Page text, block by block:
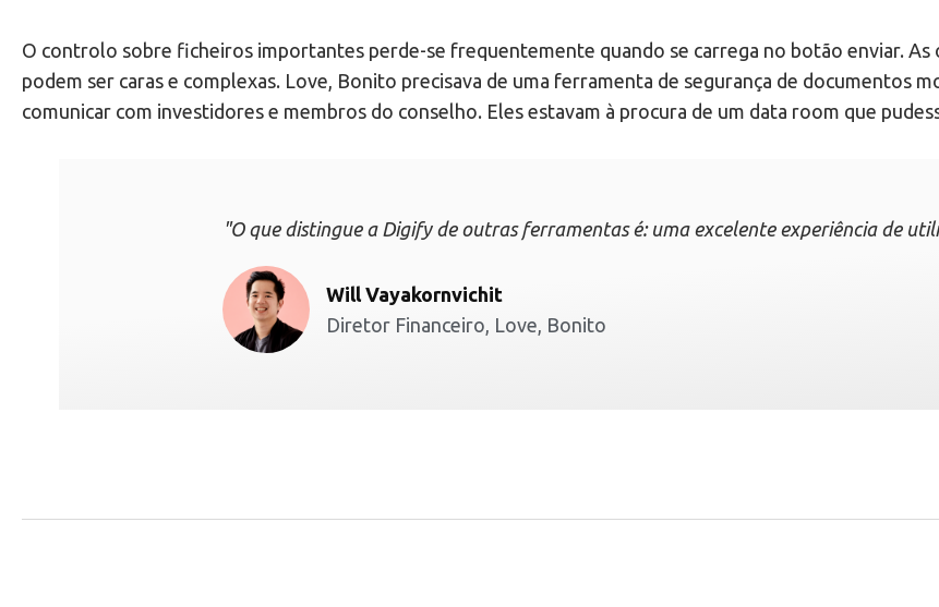
O controlo sobre ficheiros importantes perde-se frequentemente quando se carrega no botão enviar. As
podem ser caras e complexas. Love, Bonito precisava de uma ferramenta de segurança de documentos
comunicar com investidores e membros do conselho. Eles estavam à procura de um data room que
"O que distingue a Digify de outras ferramentas é: uma excelente experiência de
Will Vayakornvichit
Diretor Financeiro, Love, Bonito